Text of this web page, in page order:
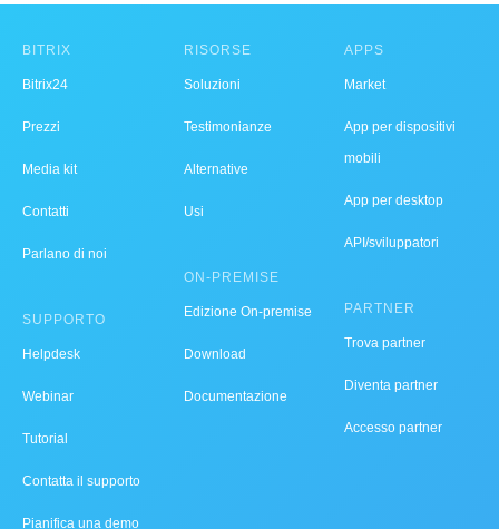
BITRIX
Bitrix24
Prezzi
Media kit
Contatti
Parlano di noi
SUPPORTO
Helpdesk
Webinar
Tutorial
Contatta il supporto
Pianifica una demo
RISORSE
Soluzioni
Testimonianze
Alternative
Usi
ON-PREMISE
Edizione On-premise
Download
Documentazione
APPS
Market
App per dispositivi
mobili
App per desktop
API/sviluppatori
PARTNER
Trova partner
Diventa partner
Accesso partner